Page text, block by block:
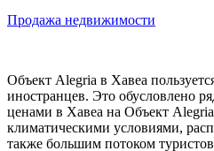
Продажа недвижимости
Объект Alegria в Хавеа
иностранцев. Это обусловлено
ценами в Хавеа на Объект
климатическими условиями,
также большим потоком